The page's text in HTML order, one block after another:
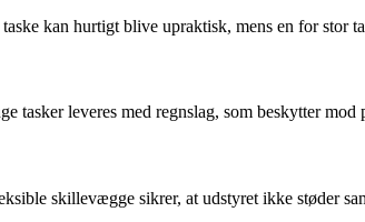
kan hurtigt blive upraktisk, mens en for stor
tasker leveres med regnslag, som beskytter mod
skillevægge sikrer, at udstyret ikke støder